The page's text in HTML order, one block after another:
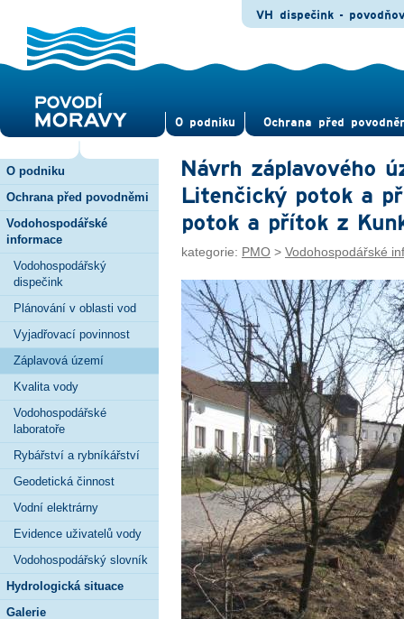
O pod­niku Ochrana před
VH dispečink -
O podniku
Ochrana před povodněmi
Vodohospodářské
informace
Vodohospodářský
dispečink
Plánování v oblasti vod
Vyjadřovací povinnost
Záplavová území
Kvalita vody
Vodohospodářské
laboratoře
Rybářství a rybníkářství
Geodetická činnost
Vodní elektrárny
Evidence uživatelů vody
Vodohospodářský slovník
Hydrologická situace
Galerie
Návrh záplavového
Litenčický potok a
potok a přítok z
kategorie: PMO > Vodohospodářské